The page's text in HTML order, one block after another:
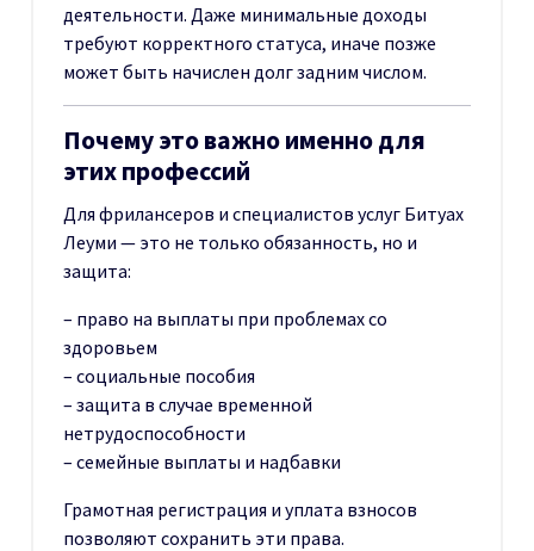
деятельности. Даже минимальные доходы
требуют корректного статуса, иначе позже
может быть начислен долг задним числом.
Почему это важно именно для
этих профессий
Для фрилансеров и специалистов услуг Битуах
Леуми — это не только обязанность, но и
защита:
– право на выплаты при проблемах со
здоровьем
– социальные пособия
– защита в случае временной
нетрудоспособности
– семейные выплаты и надбавки
Грамотная регистрация и уплата взносов
позволяют сохранить эти права.